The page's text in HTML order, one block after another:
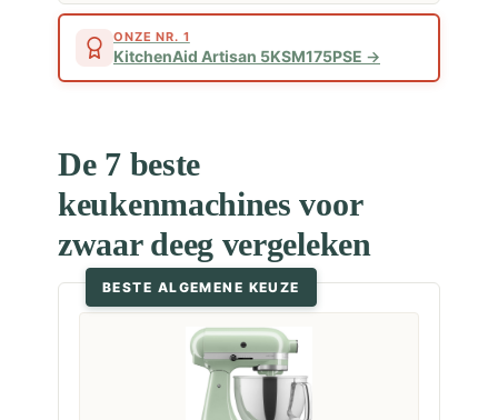
ONZE NR. 1
KitchenAid Artisan 5KSM175PSE
De 7 beste
keukenmachines voor
zwaar deeg vergeleken
BESTE ALGEMENE KEUZE